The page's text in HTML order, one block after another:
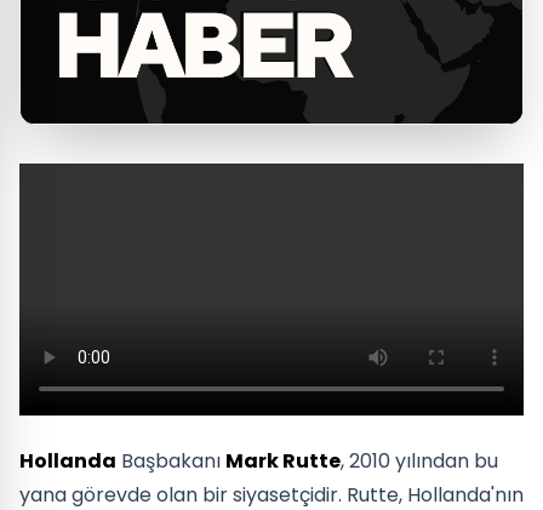
Hollanda Başbakanı Mark Rutte, 2010 yılından bu
yana görevde olan bir siyasetçidir. Rutte, Hollanda'nın